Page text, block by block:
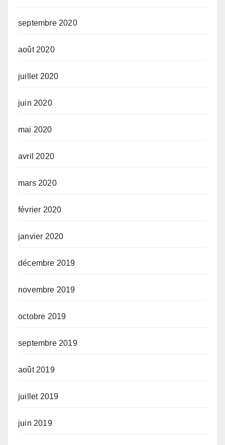
septembre 2020
août 2020
juillet 2020
juin 2020
mai 2020
avril 2020
mars 2020
février 2020
janvier 2020
décembre 2019
novembre 2019
octobre 2019
septembre 2019
août 2019
juillet 2019
juin 2019